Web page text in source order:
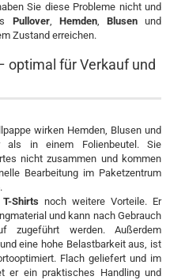
Sie diese Probleme nicht und
Pullover, Hemden, Blusenund
Zustand erreichen.
optimal für Verkauf und
wirken Hemden, Blusen und
als in einem Folienbeutel. Sie
nicht zusammen und kommen
Bearbeitung im Paketzentrum
T-Shirts noch weitere Vorteile. Er
und kann nach Gebrauch
zugeführt werden. Außerdem
eine hohe Belastbarkeit aus, ist
Flach geliefert und im
er ein praktisches Handling und